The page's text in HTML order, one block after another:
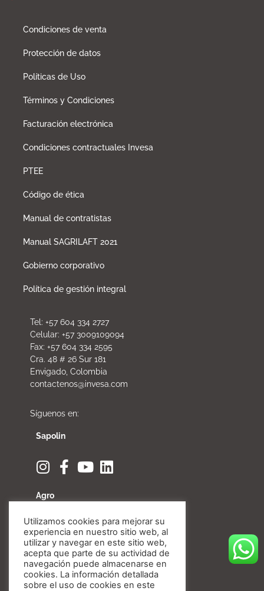
Condiciones de venta
Protección de datos
Políticas de Uso
Términos y Condiciones
Facturación electrónica
Condiciones contractuales Invesa
PTEE
Código de ética
Manual de contratistas
Manual SAGRILAFT 2021
Gobierno corporativo
Política de gestión integral
Tel: +57 604 334 2727
Celular: +57 3009109094
Fax: +57 604 334 2595
Cra. 48 # 26 Sur 181
Envigado, Colombia
contactenos@invesa.com
Síguenos en:
Sapolin
Agro
Fibratore
Utilizamos cookies para mejorar su
experiencia en nuestro sitio web, al
utilizar y navegar en este sitio web,
acepta que parte de su actividad de
navegación puede almacenarse en
cookies. La información detallada
sobre el uso de cookies en este